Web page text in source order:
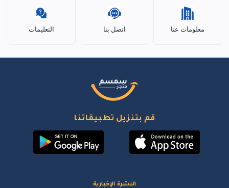
معلومات عنا اتصل بنا التعليمات
قم بتنزيل تطبيقاتنا
النشرة الإخبارية